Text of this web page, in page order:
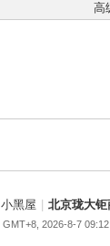
高
小黑屋 北京珑大钜
GMT+8, 2026-8-7 09:12